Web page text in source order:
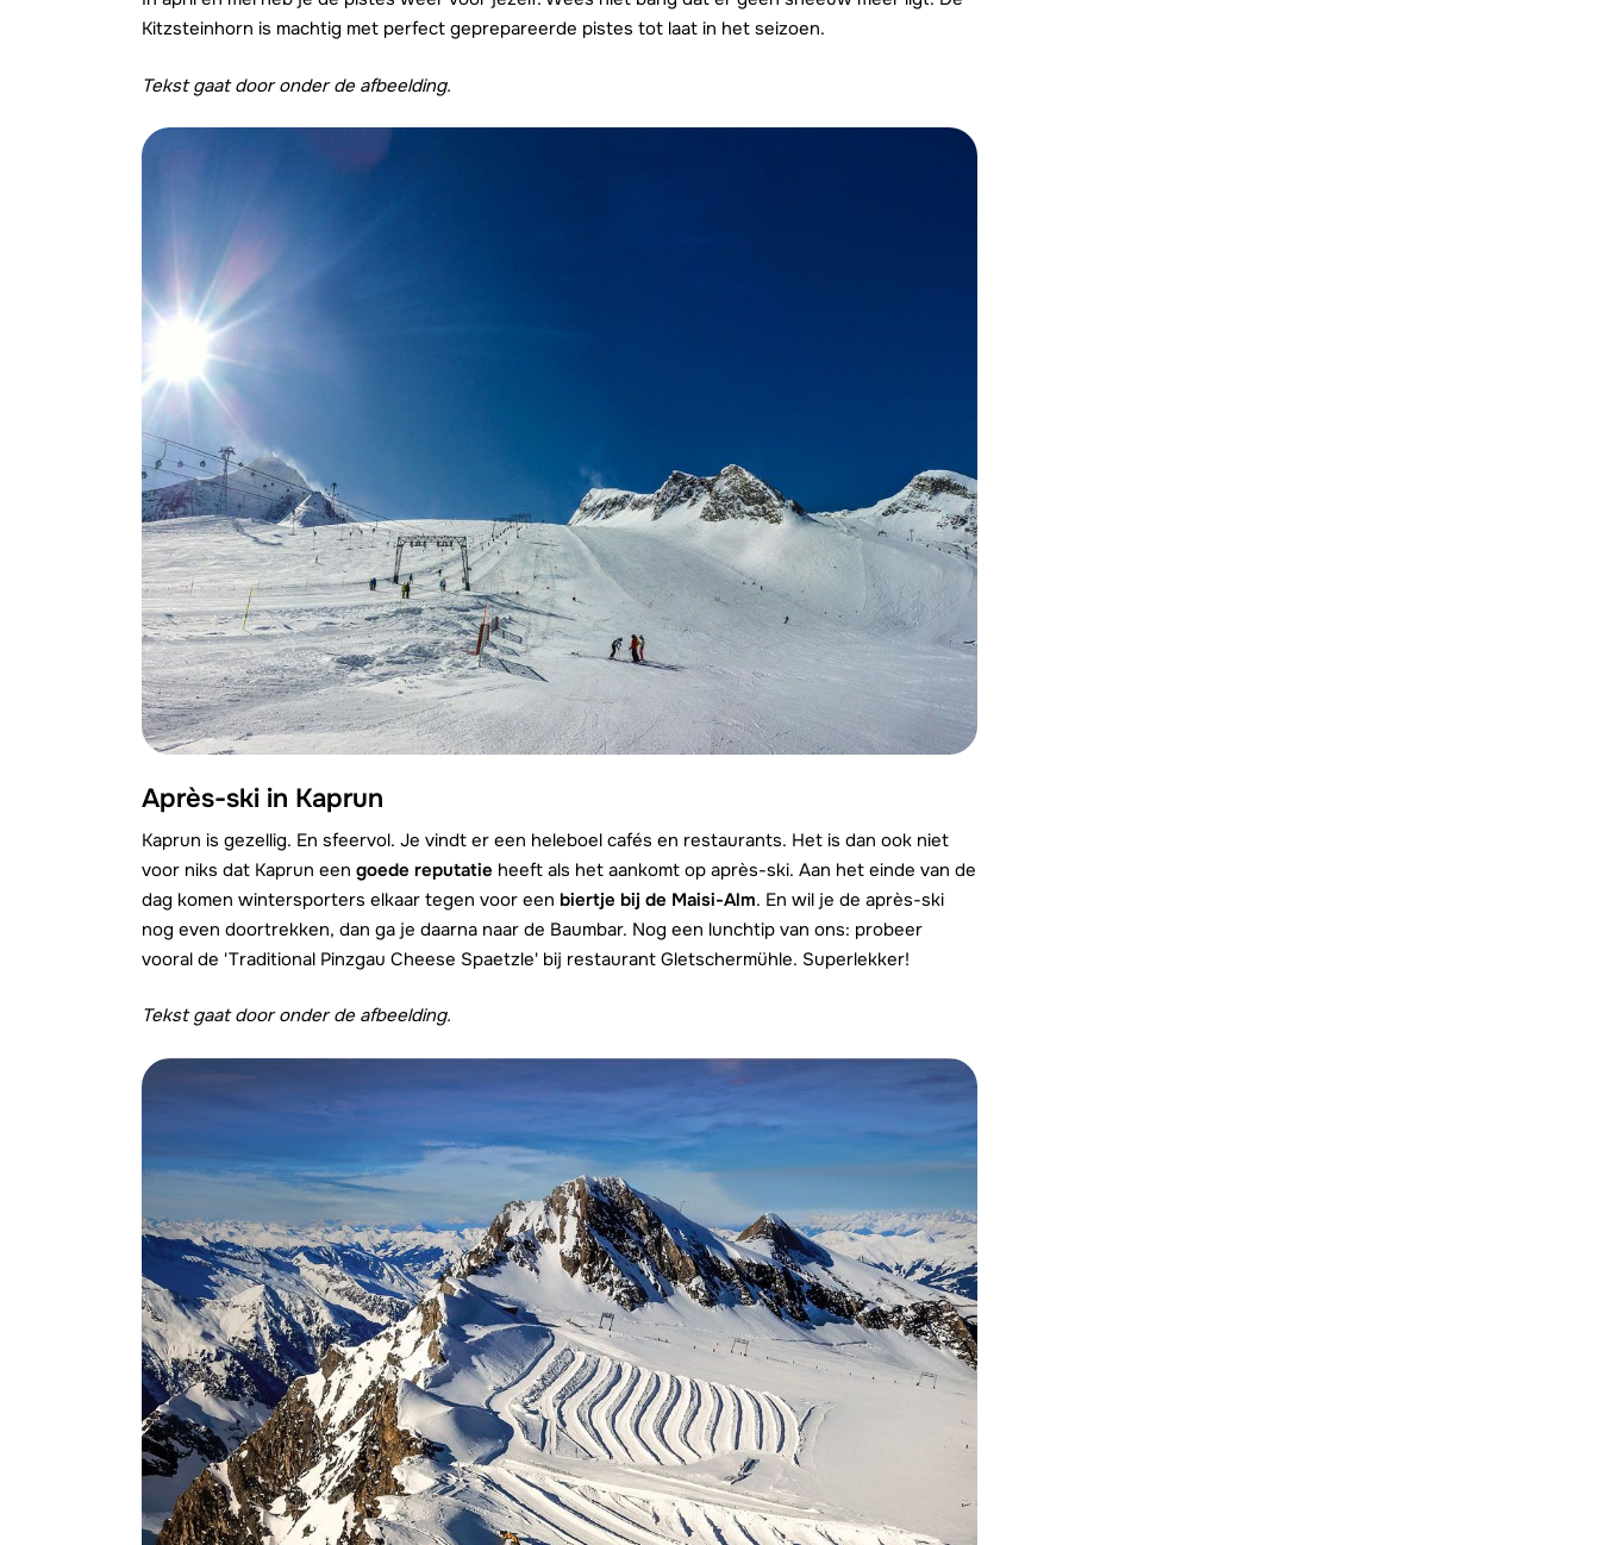
Kitzsteinhorn is machtig met perfect geprepareerde pistes tot laat in het seizoen.
Tekst gaat door onder de afbeelding.
Après-ski in Kaprun
Kaprun is gezellig. En sfeervol. Je vindt er een heleboel cafés en restaurants. Het is dan ook niet
voor niks dat Kaprun een goede reputatie heeft als het aankomt op après-ski. Aan het einde van de
dag komen wintersporters elkaar tegen voor een biertje bij de Maisi-Alm. En wil je de après-ski
nog even doortrekken, dan ga je daarna naar de Baumbar. Nog een lunchtip van ons: probeer
vooral de 'Traditional Pinzgau Cheese Spaetzle' bij restaurant Gletschermühle. Superlekker!
Tekst gaat door onder de afbeelding.